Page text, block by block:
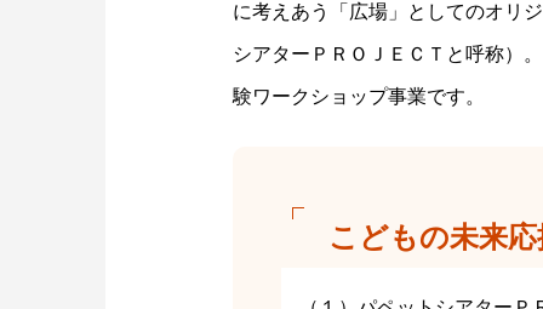
に考えあう「広場」としてのオリ
シアターＰＲＯＪＥＣＴと呼称）
験ワークショップ事業です。
こどもの未来